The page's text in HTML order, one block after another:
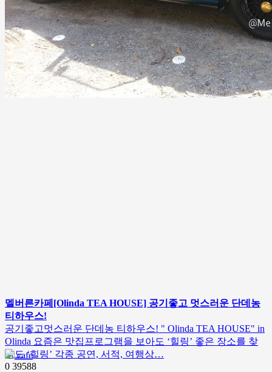
멜버른카페[Olinda TEA HOUSE] 공기좋고 멋스러운 단데농
티하우스!
공기좋고멋스러운 단데농 티하우스! " Olinda TEA HOUSE" in
Olinda 요즘은 맛집프로그램을 보아도 ‘힐링’ 좋은 장소를 찾
아도 ‘힐링’ 각종 공연, 서적, 여행상…
cafe
0 39588